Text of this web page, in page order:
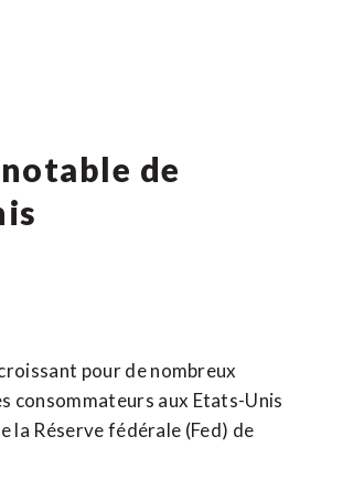
de
pour de nombreux
consommateurs aux Etats-Unis
la Réserve fédérale (Fed) de